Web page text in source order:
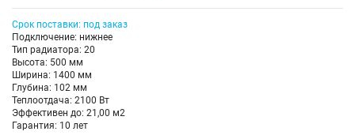
Срок поставки: под заказ
Подключение: нижнее
Тип радиатора: 20
Высота: 500 мм
Ширина: 1400 мм
Глубина: 102 мм
Теплоотдача: 2100 Вт
Эффективен до: 21,00 м2
Гарантия: 10 лет